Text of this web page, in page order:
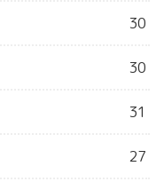
30
30
31
27